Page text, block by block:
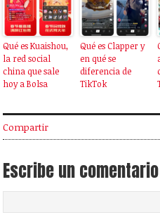
Qué es Kuaishou,
la red social
china que sale
hoy a Bolsa
Qué es Clapper y
en qué se
diferencia de
TikTok
Compartir
Escribe un comentario